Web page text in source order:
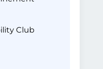
Club